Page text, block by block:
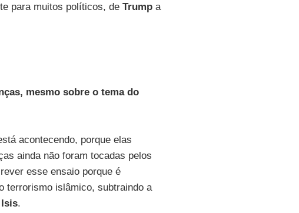
para muitos políticos, de Trumpa
mesmo sobre o tema do
acontecendo, porque elas
ainda não foram tocadas pelos
esse ensaio porque é
terrorismo islâmico, subtraindo a
Isis.